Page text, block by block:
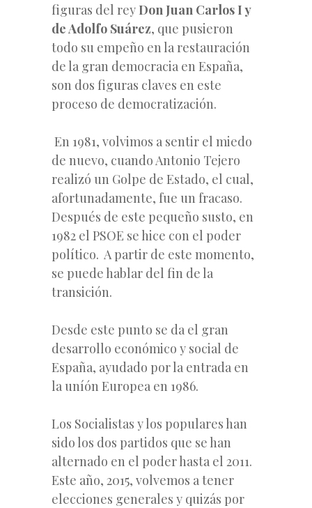
figuras del rey Don Juan Carlos I y
de Adolfo Suárez, que pusieron
todo su empeño en la restauración
de la gran democracia en España,
son dos figuras claves en este
proceso de democratización.
En 1981, volvimos a sentir el miedo
de nuevo, cuando Antonio Tejero
realizó un Golpe de Estado, el cual,
afortunadamente, fue un fracaso.
Después de este pequeño susto, en
1982 el PSOE se hice con el poder
político. A partir de este momento,
se puede hablar del fin de la
transición.
Desde este punto se da el gran
desarrollo económico y social de
España, ayudado por la entrada en
la uníón Europea en 1986.
Los Socialistas y los populares han
sido los dos partidos que se han
alternado en el poder hasta el 2011.
Este año, 2015, volvemos a tener
elecciones generales y quizás por